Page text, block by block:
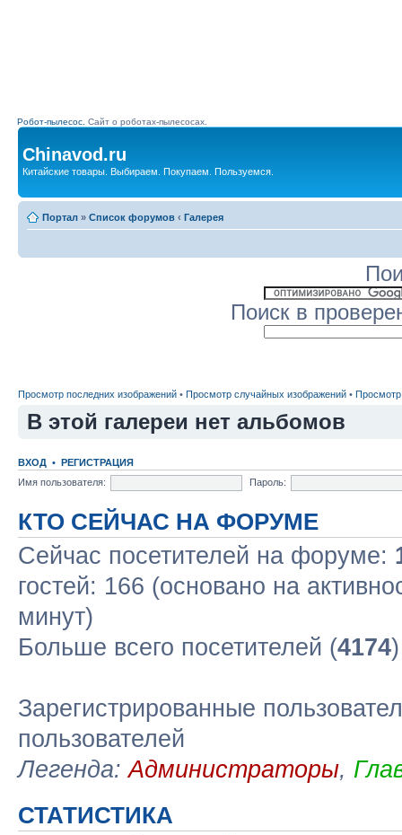
Робот-пылесос. Сайт о роботах-пылесосах.
Chinavod.ru
Китайские товары. Выбираем. Покупаем. Пользуемся.
Портал » Список форумов ‹ Галерея
Поиск в
Просмотр последних изображений • Просмотр случайных изображений • Просмотр
В этой галереи нет альбомов
ВХОД • РЕГИСТРАЦИЯ
Имя пользователя:
Пароль:
КТО СЕЙЧАС НА ФОРУМЕ
Сейчас посетителей на форуме:
гостей: 166 (основано на
минут)
Больше всего посетителей (4174
Зарегистрированные
пользователей
Легенда:Администраторы,
СТАТИСТИКА